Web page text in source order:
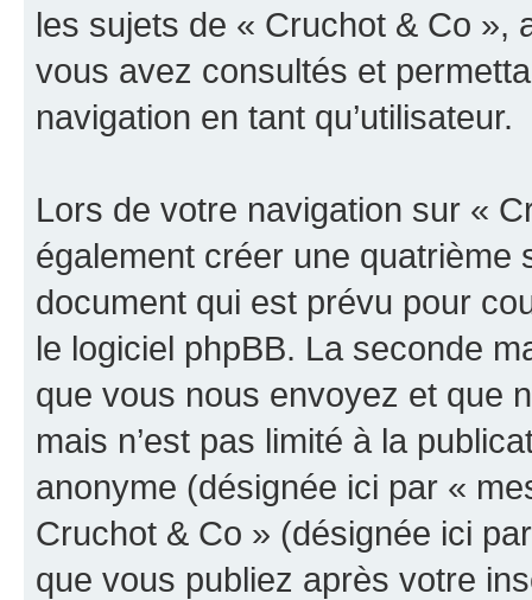
les sujets de « Cruchot & Co »,
vous avez consultés et
navigation en tant qu’utilisateur.
Lors de votre navigation sur «
également créer une
document qui est prévu pour
le logiciel phpBB. La seconde
que vous nous envoyez et que
mais n’est pas limité à la
anonyme (désignée ici par «
Cruchot & Co » (désignée ici
que vous publiez après votre